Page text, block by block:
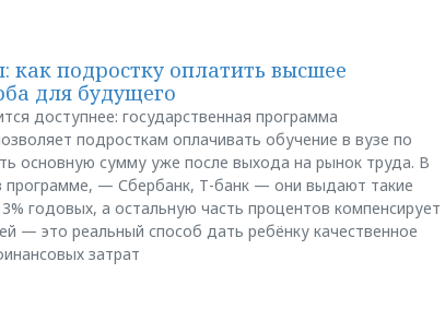
подростку оплатить высшее
для будущего
доступнее: государственная программа
подросткам оплачивать обучение в вузе по
основную сумму уже после выхода на рынок труда. В
программе, — Сбербанк, Т-банк — они выдают такие
годовых, а остальную часть процентов компенсирует
— это реальный способ дать ребёнку качественное
затрат